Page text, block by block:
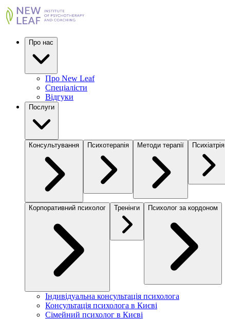
Про нас
Про New Leaf
Спеціалісти
Відгуки
Послуги
Консультування Психотерапія Методи терапії Психіатрія
Корпоративний психолог Тренінги Психолог за кордоном
Індивідуальна консультація психолога
Консультація психолога в Києві
Сімейний психолог в Києві